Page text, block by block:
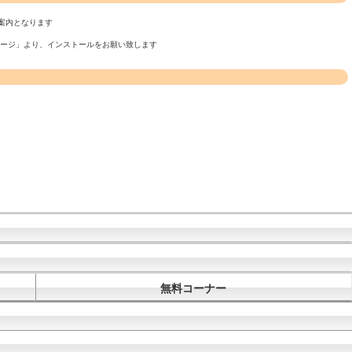
内となります
ジ」より、インストールをお願い致します
無料コーナー